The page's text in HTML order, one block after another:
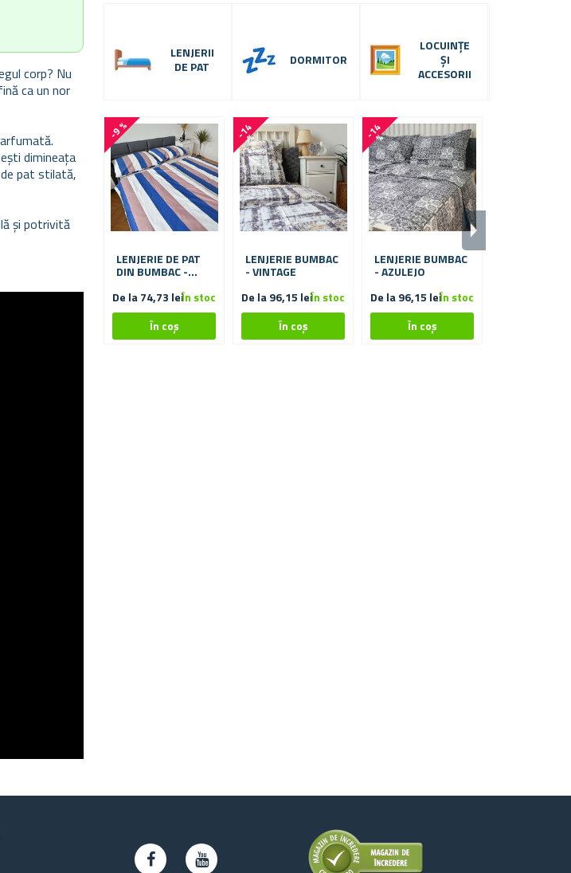
corp? Nu
ca un nor
dimineața
pat stilată,
și potrivită
LENJERII
DE PAT
DORMITOR
LOCUINȚE
ȘI
ACCESORII
-9 %
LENJERIE DE PAT
DIN BUMBAC -
De la 74,73 leiÎn stoc
-
1
4
%
LENJERIE BUMBAC
- VINTAGE
De la 96,15 leiÎn stoc
-
1
4
%
LENJERIE BUMBAC
- AZULEJO
De la 96,15 leiÎn stoc